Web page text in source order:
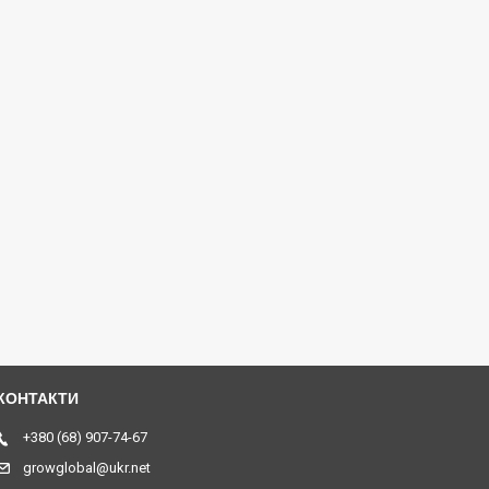
+380 (68) 907-74-67
growglobal@ukr.net